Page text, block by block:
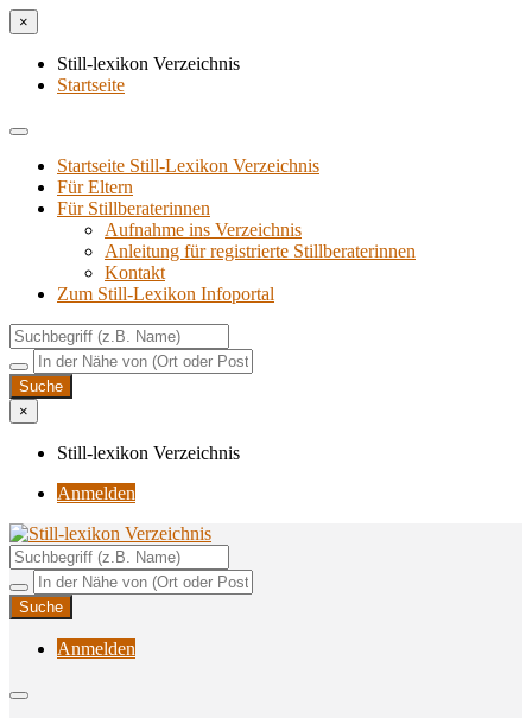
×
Still-lexikon Verzeichnis
Startseite
Startseite Still-Lexikon Verzeichnis
Für Eltern
Für Stillberaterinnen
Aufnahme ins Verzeichnis
Anlei­tung für regis­trier­te Stillberaterinnen
Kon­takt
Zum Still-Lexikon Infoportal
×
Still-lexikon Verzeichnis
Anmelden
Still-lexikon Verzeichnis
Unterstützungsangebote rund ums Stillen
Anmelden